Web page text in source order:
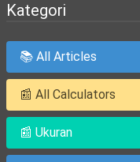
Kategori
📚 All Articles
📰 All Calculators
📰 Ukuran